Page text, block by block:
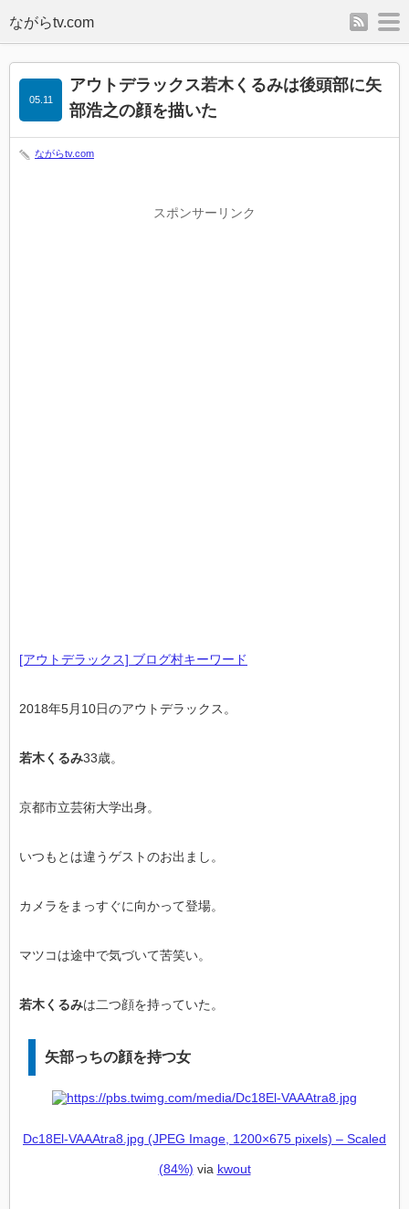
rss
アウトデラックス若木くるみは後頭部に矢
部浩之の顔を描いた
05.11
ながらtv.com
スポンサーリンク
[アウトデラックス] ブログ村キーワード
2018年5月10日のアウトデラックス。
若木くるみ33歳。
京都市立芸術大学出身。
いつもとは違うゲストのお出まし。
カメラをまっすぐに向かって登場。
マツコは途中で気づいて苦笑い。
若木くるみは二つ顔を持っていた。
矢部っちの顔を持つ女
Dc18El-VAAAtra8.jpg (JPEG Image, 1200×675 pixels) – Scaled
(84%) via kwout